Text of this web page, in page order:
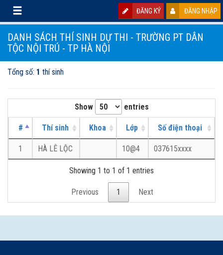
ĐĂNG KÝ ĐĂNG NHẬP
DANH SÁCH THÍ SINH DỰ THI - TRƯỜNG PT DÂN
TỘC NỘI TRÚ - TP HÀ NỘI
Tổng số: 1 thí sinh
Show entries
# Thí sinh Khoa Lớp Số điện thoại
1 HÀ LÊ LỘC 10@4 037615xxxx
Showing 1 to 1 of 1 entries
Previous 1 Next